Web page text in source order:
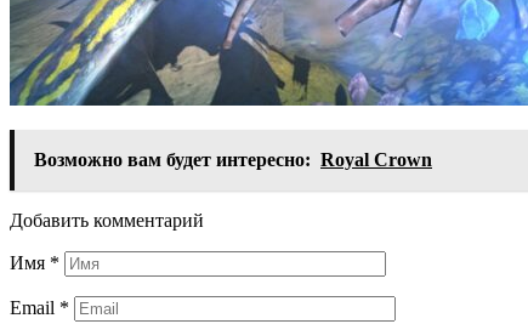
Возможно вам будет интересно: Royal Crown
Добавить комментарий
Имя *
Email *